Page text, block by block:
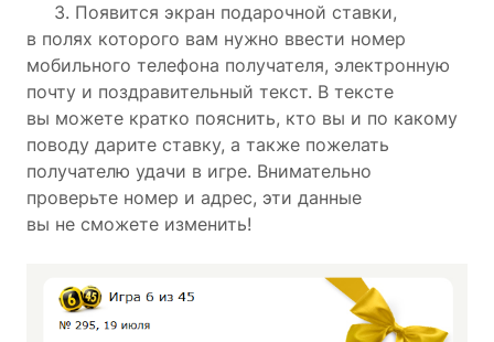
3. Появится экран подарочной ставки,
в полях которого вам нужно ввести номер
мобильного телефона получателя, электронную
почту и поздравительный текст. В тексте
вы можете кратко пояснить, кто вы и по какому
поводу дарите ставку, а также пожелать
получателю удачи в игре. Внимательно
проверьте номер и адрес, эти данные
вы не сможете изменить!